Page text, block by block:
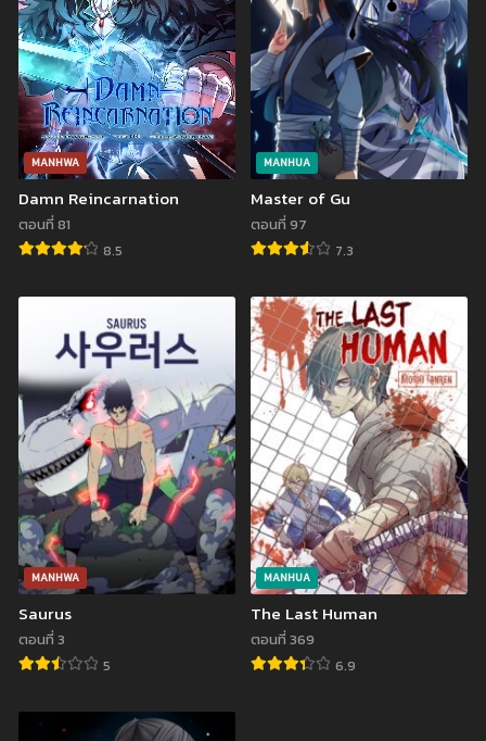
เมษายน 23, 2025 เมษายน 23, 2025
ตอนที่ 198
เมษายน 23, 2025
ตอนที่ 197
มีนาคม 2, 2025
ตอนที่ 196
กุมภาพันธ์ 26, 2025
ตอนที่ 195
กุมภาพันธ์ 24, 2025
ตอนที่ 194
กุมภาพันธ์ 24, 2025
ตอนที่ 193
มกราคม 25, 2025
ตอนที่ 190
มกราคม 25, 2025
ตอนที่ 189
มกราคม 25, 2025
ตอนที่ 188
มกราคม 25, 2025
ตอนที่ 187
มกราคม 25, 2025
ตอนที่ 186
มกราคม 25, 2025
ตอนที่ 185Ranker Who Lives
A Second Time ตอนที่ 186
มกราคม 25, 2025
ตอนที่ 184
มกราคม 25, 2025
ตอนที่ 183
มกราคม 25, 2025
ตอนที่ 182
สิงหาคม 31, 2024
ตอนที่ 181
สิงหาคม 25, 2024
สิงหาคม 25, 2024
MANHWA
Damn Reincarnation
ตอนที่ 81
8.5
MANHUA
Master of Gu
ตอนที่ 97
7.3
MANHWA
Saurus
ตอนที่ 3
5
MANHUA
The Last Human
ตอนที่ 369
6.9